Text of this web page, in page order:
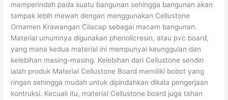
memperindah pada suatu bangunan sehingga bangunan akan
tampak lebih mewah dengan menggunakan Cellustone
Ornamen Krawangan Cilacap sebagai macam bangunan.
Material umumnya digunakan phenolicresin, atau pvc board,
yang mana kedua material ini mempunyai keunggulan dan
kelebihan masing-masing. Kelebihan dari Cellustone sendiri
ialah produk Material Cellustone Board memiliki bobot yang
ringan sehingga mudah untuk dipindahkan dikala pengerjaan
kontruksi. Kecuali itu, material Cellustone board juga tahan